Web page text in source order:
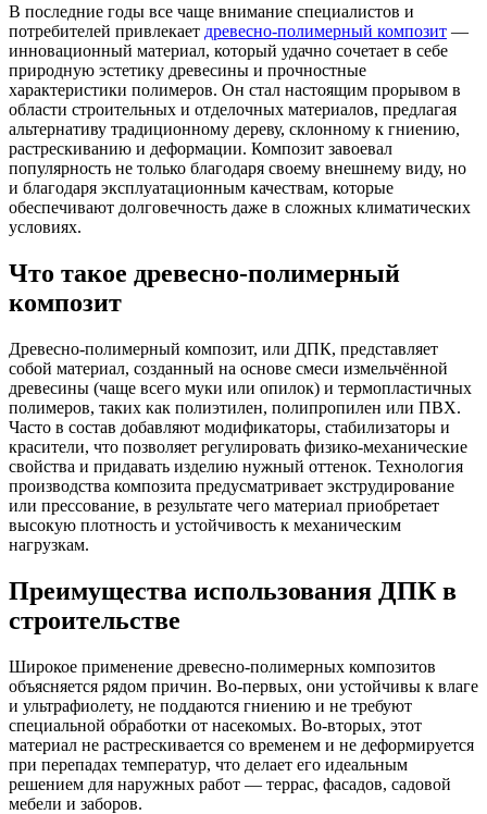
В последние годы все чаще внимание специалистов и
потребителей привлекает древесно-полимерный композит —
инновационный материал, который удачно сочетает в себе
природную эстетику древесины и прочностные
характеристики полимеров. Он стал настоящим прорывом в
области строительных и отделочных материалов, предлагая
альтернативу традиционному дереву, склонному к гниению,
растрескиванию и деформации. Композит завоевал
популярность не только благодаря своему внешнему виду, но
и благодаря эксплуатационным качествам, которые
обеспечивают долговечность даже в сложных климатических
условиях.
Что такое древесно-полимерный
композит
Древесно-полимерный композит, или ДПК, представляет
собой материал, созданный на основе смеси измельчённой
древесины (чаще всего муки или опилок) и термопластичных
полимеров, таких как полиэтилен, полипропилен или ПВХ.
Часто в состав добавляют модификаторы, стабилизаторы и
красители, что позволяет регулировать физико-механические
свойства и придавать изделию нужный оттенок. Технология
производства композита предусматривает экструдирование
или прессование, в результате чего материал приобретает
высокую плотность и устойчивость к механическим
нагрузкам.
Преимущества использования ДПК в
строительстве
Широкое применение древесно-полимерных композитов
объясняется рядом причин. Во-первых, они устойчивы к влаге
и ультрафиолету, не поддаются гниению и не требуют
специальной обработки от насекомых. Во-вторых, этот
материал не растрескивается со временем и не деформируется
при перепадах температур, что делает его идеальным
решением для наружных работ — террас, фасадов, садовой
мебели и заборов.